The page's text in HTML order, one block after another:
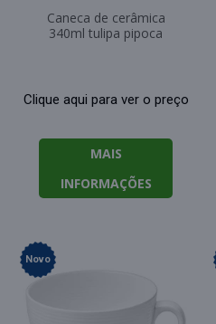
Caneca de cerâmica
340ml tulipa pipoca
Clique aqui para ver o preço
MAIS
INFORMAÇÕES
Novo